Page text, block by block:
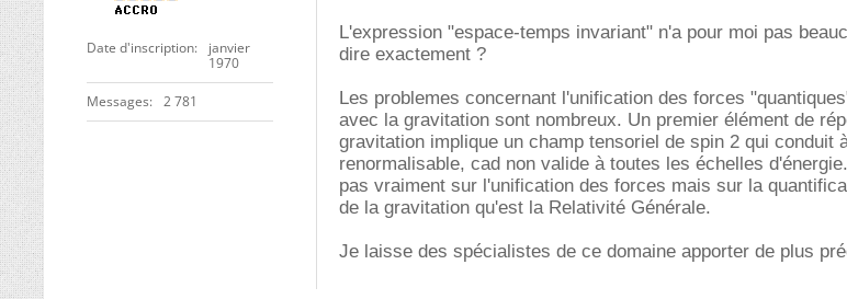
Date d'inscription
janvier
1970
Messages 2 781
L'expression "espace-temps invariant" n'a pour moi pas
dire exactement ?
Les problemes concernant l'unification des forces
avec la gravitation sont nombreux. Un premier élément de
gravitation implique un champ tensoriel de spin 2 qui conduit
renormalisable, cad non valide à toutes les échelles
pas vraiment sur l'unification des forces mais sur la
de la gravitation qu'est la Relativité Générale.
Je laisse des spécialistes de ce domaine apporter de plus